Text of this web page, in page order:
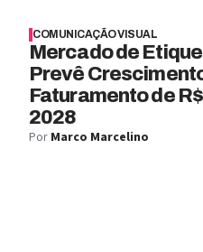
COMUNICAÇÃO VISUAL
Mercado de
Prevê
Faturamento de
2028
Por Marco Marcelino